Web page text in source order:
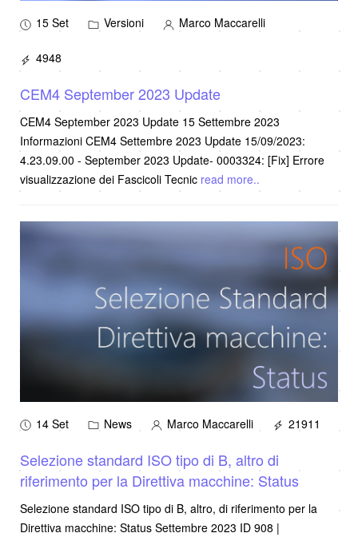
15 Set Versioni Marco Maccarelli
4948
CEM4 September 2023 Update
CEM4 September 2023 Update 15 Settembre 2023
Informazioni CEM4 Settembre 2023 Update 15/09/2023:
4.23.09.00 - September 2023 Update- 0003324: [Fix] Errore
visualizzazione dei Fascicoli Tecnic read more..
14 Set News Marco Maccarelli 21911
Selezione standard ISO tipo di B, altro di
riferimento per la Direttiva macchine: Status
Selezione standard ISO tipo di B, altro, di riferimento per la
Direttiva macchine: Status Settembre 2023 ID 908 |